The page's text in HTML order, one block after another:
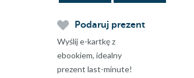
Podaruj prezent
Wyślij e-kartkę z
ebookiem, idealny
prezent last-minute!